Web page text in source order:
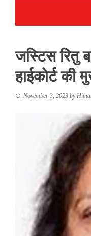
जस्टिस रितु
हाईकोर्ट की
November 3, 2023 by